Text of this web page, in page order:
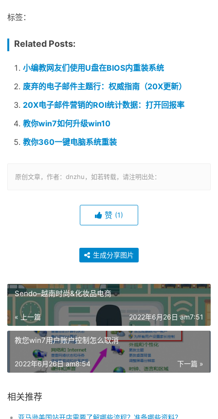
标签：
Related Posts:
小编教网友们使用U盘在BIOS内重装系统
废弃的电子邮件主题行：权威指南（20X更新）
20X电子邮件营销的ROI统计数据：打开回报率
教你win7如何升级win10
教你360一键电脑系统重装
原创文章，作者：dnzhu，如若转载，请注明出处：
赞 (1)
生成分享图片
Sendo–越南时尚&化妆品电商
« 上一篇 2022年6月26日 am7:51
教您win7用户账户控制怎么取消
下一篇 »
2022年6月26日 am8:54
相关推荐
亚马逊美国站开店需要了解哪些流程？准备哪些资料？